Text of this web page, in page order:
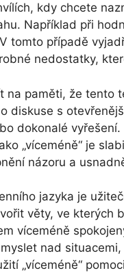
kdy chcete
Například při
tomto případě
nedostatky,
na paměti, že tento
diskuse s
dokonalé
„víceméně“ je
názoru a
jazyka je
věty, ve kterých
víceméně
nad
„víceméně“